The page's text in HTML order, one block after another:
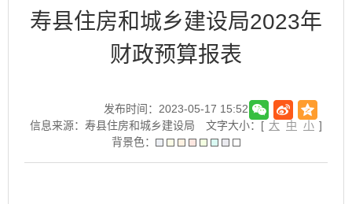
寿县住房和城乡建设局2023年
财政预算报表
发布时间：2023-05-17 15:52
信息来源：寿县住房和城乡建设局
文字大小：[ 大 中 小 ]
背景色：